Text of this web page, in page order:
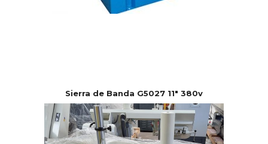
Sierra de Banda G5027 11″ 380v